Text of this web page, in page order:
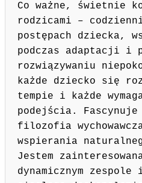
Co ważne, świetnie
rodzicami –
postępach dziecka,
podczas adaptacji i
rozwiązywaniu
każde dziecko się
tempie i każde
podejścia. Fascynuje
filozofia
wspierania
Jestem
dynamicznym zespole